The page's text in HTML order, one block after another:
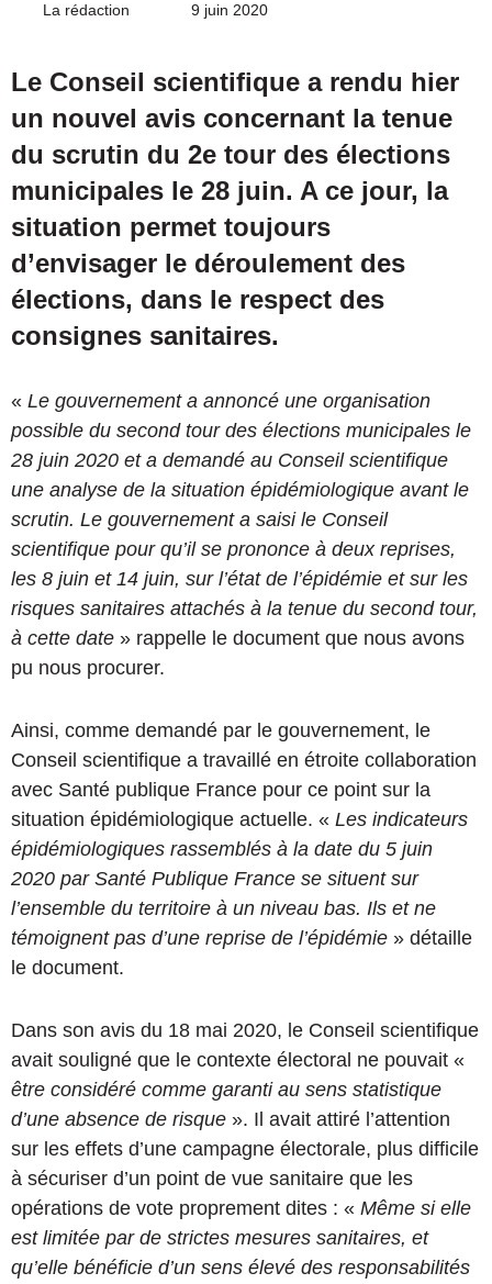
La rédaction
Envoyer9 juin 2020
Le Conseil scientifique a rendu hier
un nouvel avis concernant la tenue
du scrutin du 2e tour des élections
municipales le 28 juin. A ce jour, la
situation permet toujours
d’envisager le déroulement des
élections, dans le respect des
consignes sanitaires.
« Le gouvernement a annoncé une organisation
possible du second tour des élections municipales le
28 juin 2020 et a demandé au Conseil scientifique
une analyse de la situation épidémiologique avant le
scrutin. Le gouvernement a saisi le Conseil
scientifique pour qu’il se prononce à deux reprises,
les 8 juin et 14 juin, sur l’état de l’épidémie et sur les
risques sanitaires attachés à la tenue du second tour,
à cette date » rappelle le document que nous avons
pu nous procurer.
Ainsi, comme demandé par le gouvernement, le
Conseil scientifique a travaillé en étroite collaboration
avec Santé publique France pour ce point sur la
situation épidémiologique actuelle. « Les indicateurs
épidémiologiques rassemblés à la date du 5 juin
2020 par Santé Publique France se situent sur
l’ensemble du territoire à un niveau bas. Ils et ne
témoignent pas d’une reprise de l’épidémie » détaille
le document.
Dans son avis du 18 mai 2020, le Conseil scientifique
avait souligné que le contexte électoral ne pouvait «
être considéré comme garanti au sens statistique
d’une absence de risque ». Il avait attiré l’attention
sur les effets d’une campagne électorale, plus difficile
à sécuriser d’un point de vue sanitaire que les
opérations de vote proprement dites : « Même si elle
est limitée par de strictes mesures sanitaires, et
qu’elle bénéficie d’un sens élevé des responsabilités